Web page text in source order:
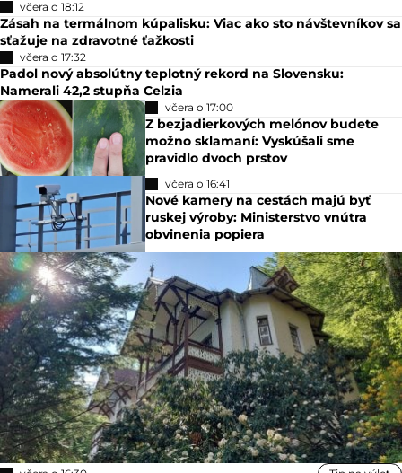
včera o 18:12
Zásah na termálnom kúpalisku: Viac ako sto návštevníkov sa
sťažuje na zdravotné ťažkosti
včera o 17:32
Padol nový absolútny teplotný rekord na Slovensku:
Namerali 42,2 stupňa Celzia
včera o 17:00
Z bezjadierkových melónov budete
možno sklamaní: Vyskúšali sme
pravidlo dvoch prstov
včera o 16:41
Nové kamery na cestách majú byť
ruskej výroby: Ministerstvo vnútra
obvinenia popiera